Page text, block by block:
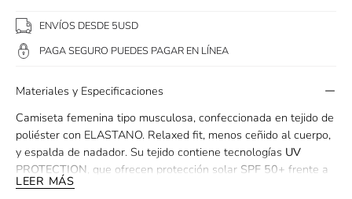
ENVÍOS DESDE 5USD
PAGA SEGURO PUEDES PAGAR EN LÍNEA
Materiales y Especificaciones
Camiseta femenina tipo musculosa, confeccionada en tejido de
poliéster con ELASTANO. Relaxed fit, menos ceñido al cuerpo,
y espalda de nadador. Su tejido contiene tecnologías UV
PROTECTION, que ofrecen protección solar SPF 50+ frente a
los rayos UVA y UVB, y FLOW, que proporciona un secado
LEER MÁS